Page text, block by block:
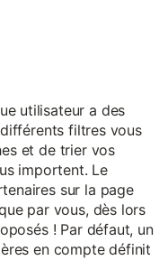
utilisateur a des
filtres vous
et de trier vos
importent. Le
sur la page
par vous, dès lors
! Par défaut, un
en compte définit